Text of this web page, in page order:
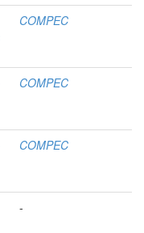
COMPEC
COMPEC
COMPEC
-